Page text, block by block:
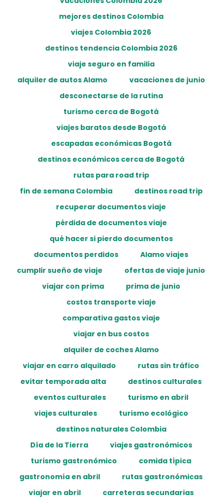
mejores destinos Colombia
viajes Colombia 2026
destinos tendencia Colombia 2026
viaje seguro en familia
alquiler de autos Alamo
vacaciones de junio
desconectarse de la rutina
turismo cerca de Bogotá
viajes baratos desde Bogotá
escapadas económicas Bogotá
destinos económicos cerca de Bogotá
rutas para road trip
fin de semana Colombia
destinos road trip
recuperar documentos viaje
pérdida de documentos viaje
qué hacer si pierdo documentos
documentos perdidos
Alamo viajes
cumplir sueño de viaje
ofertas de viaje junio
viajar con prima
prima de junio
costos transporte viaje
comparativa gastos viaje
viajar en bus costos
alquiler de coches Alamo
viajar en carro alquilado
rutas sin tráfico
evitar temporada alta
destinos culturales
eventos culturales
turismo en abril
viajes culturales
turismo ecológico
destinos naturales Colombia
Día de la Tierra
viajes gastronómicos
turismo gastronómico
comida típica
gastronomía en abril
rutas gastronómicas
viajar en abril
carreteras secundarias